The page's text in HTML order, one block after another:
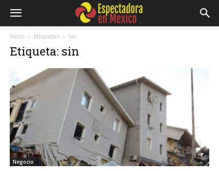
Inicio Etiquetas Sin
Etiqueta: sin
Negocio